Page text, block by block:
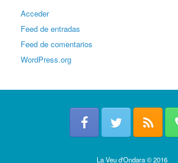
Acceder
Feed de entradas
Feed de comentarios
WordPress.org
La Veu d'Ondara © 2016